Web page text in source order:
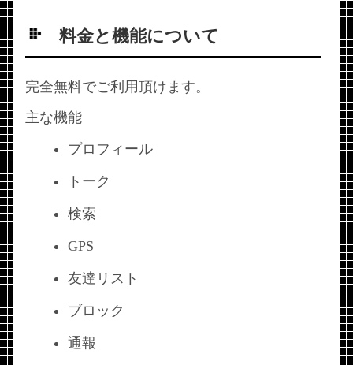
料金と機能について
完全無料でご利用頂けます。
主な機能
プロフィール
トーク
検索
GPS
友達リスト
ブロック
通報